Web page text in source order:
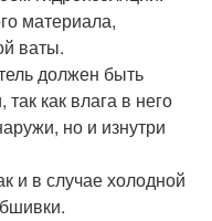
материала,
ваты.
должен быть
как влага в него
но и изнутри
и в случае холодной